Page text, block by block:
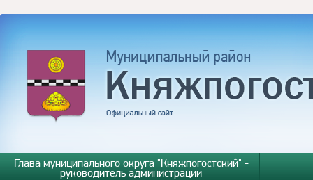
Глава муниципального округа "Княжпогостский" -
руководитель администрации